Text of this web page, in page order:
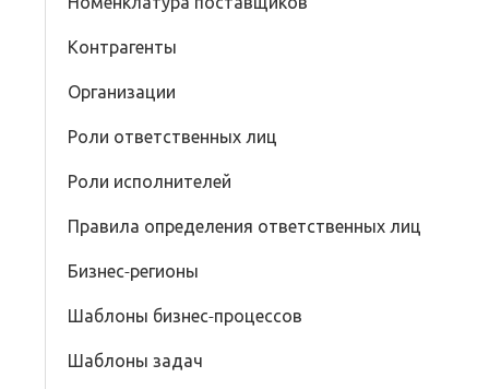
Контрагенты
Организации
Роли ответственных лиц
Роли исполнителей
Правила определения ответственных лиц
Бизнес-регионы
Шаблоны бизнес-процессов
Шаблоны задач